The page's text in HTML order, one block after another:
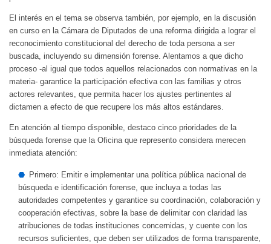
El interés en el tema se observa también, por ejemplo, en la discusión
en curso en la Cámara de Diputados de una reforma dirigida a lograr el
reconocimiento constitucional del derecho de toda persona a ser
buscada, incluyendo su dimensión forense. Alentamos a que dicho
proceso -al igual que todos aquellos relacionados con normativas en la
materia- garantice la participación efectiva con las familias y otros
actores relevantes, que permita hacer los ajustes pertinentes al
dictamen a efecto de que recupere los más altos estándares.
En atención al tiempo disponible, destaco cinco prioridades de la
búsqueda forense que la Oficina que represento considera merecen
inmediata atención:
Primero: Emitir e implementar una política pública nacional de
búsqueda e identificación forense, que incluya a todas las
autoridades competentes y garantice su coordinación, colaboración y
cooperación efectivas, sobre la base de delimitar con claridad las
atribuciones de todas instituciones concernidas, y cuente con los
recursos suficientes, que deben ser utilizados de forma transparente,